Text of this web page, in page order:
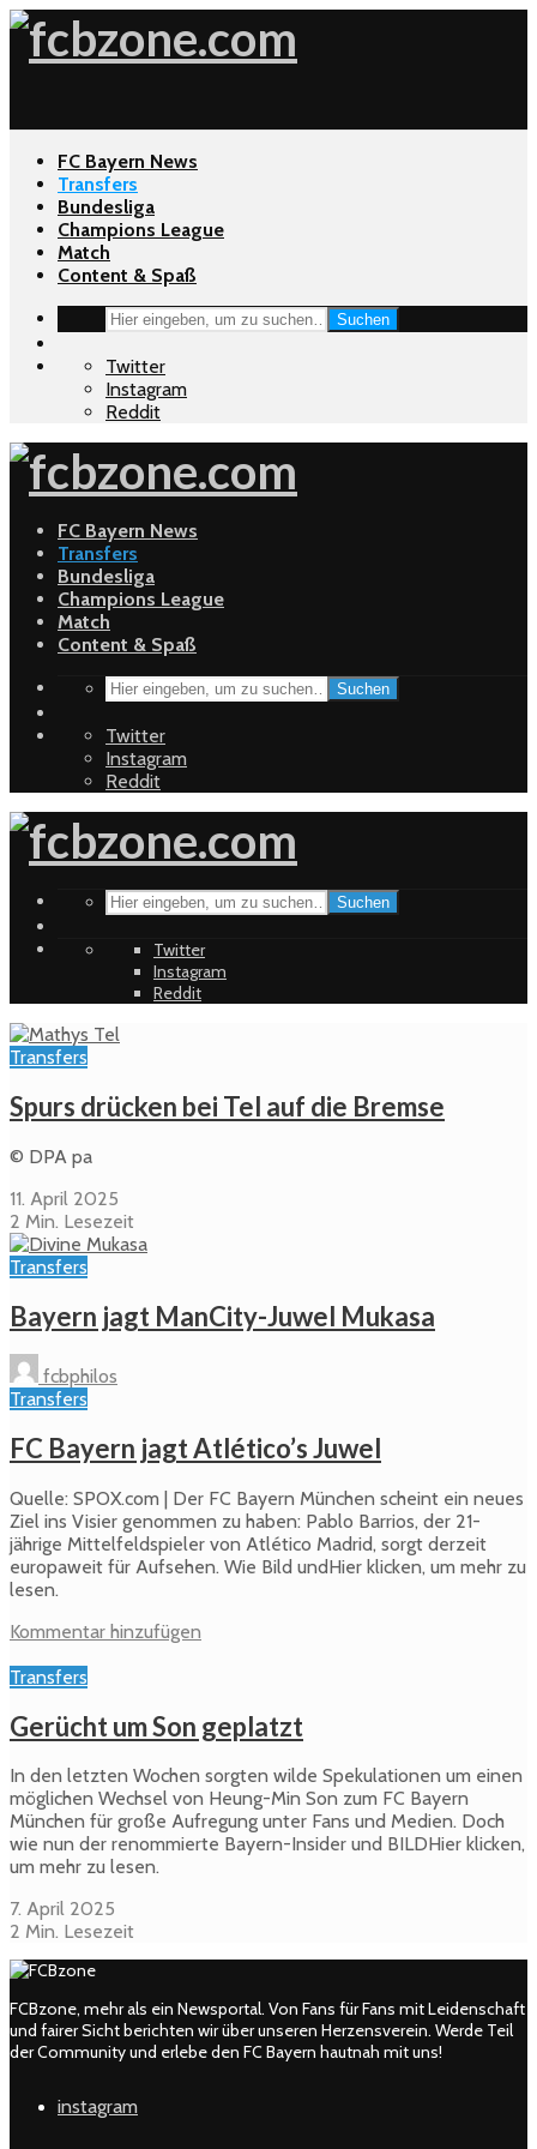
FC Bayern News
Transfers
Bundesliga
Champions League
Match
Content & Spaß
Suchen
Twitter
Instagram
Reddit
FC Bayern News
Transfers
Bundesliga
Champions League
Match
Content & Spaß
Suchen
Twitter
Instagram
Reddit
Suchen
Twitter
Instagram
Reddit
Transfers
Spurs drücken bei Tel auf die Bremse
© DPA pa
11. April 2025
2 Min. Lesezeit
Transfers
Bayern jagt ManCity-Juwel Mukasa
fcbphilos
Transfers
FC Bayern jagt Atlético’s Juwel
Quelle: SPOX.com | Der FC Bayern München scheint ein neues
Ziel ins Visier genommen zu haben: Pablo Barrios, der 21-
jährige Mittelfeldspieler von Atlético Madrid, sorgt derzeit
europaweit für Aufsehen. Wie Bild undHier klicken, um mehr zu
lesen.
Kommentar hinzufügen
Transfers
Gerücht um Son geplatzt
In den letzten Wochen sorgten wilde Spekulationen um einen
möglichen Wechsel von Heung-Min Son zum FC Bayern
München für große Aufregung unter Fans und Medien. Doch
wie nun der renommierte Bayern-Insider und BILDHier klicken,
um mehr zu lesen.
7. April 2025
2 Min. Lesezeit
FCBzone, mehr als ein Newsportal. Von Fans für Fans mit Leidenschaft
und fairer Sicht berichten wir über unseren Herzensverein. Werde Teil
der Community und erlebe den FC Bayern hautnah mit uns!
instagram